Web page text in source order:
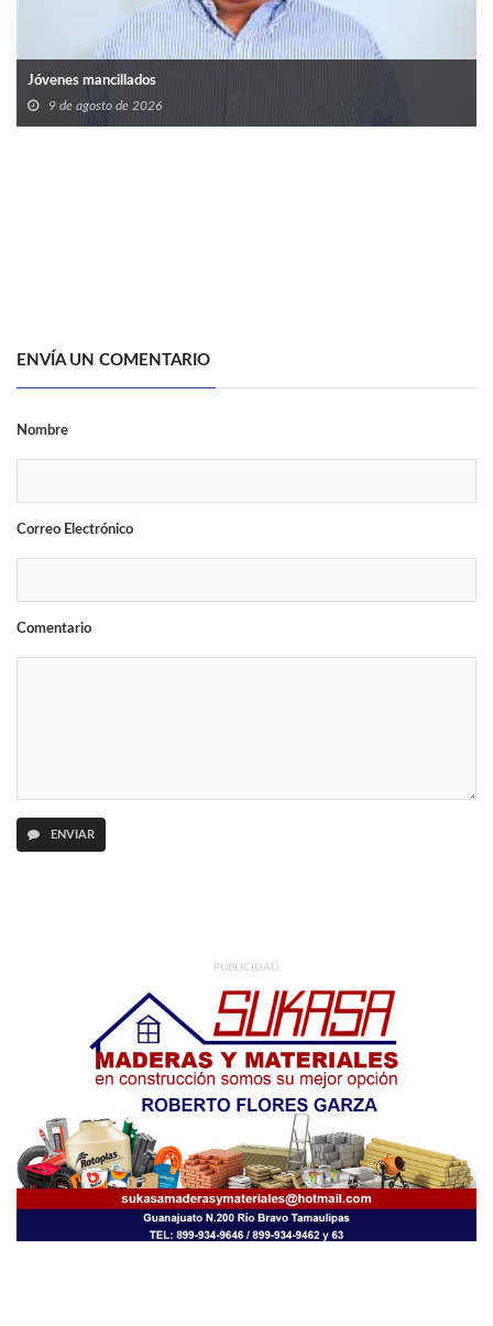
Jóvenes mancillados
9 de agosto de 2026
ENVÍA UN COMENTARIO
Nombre
Correo Electrónico
Comentario
ENVIAR
PUBLICIDAD